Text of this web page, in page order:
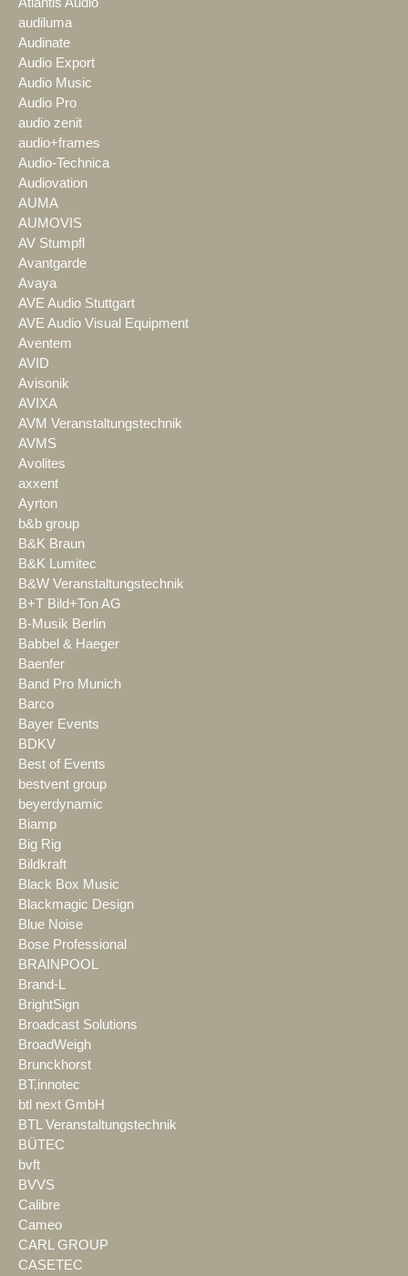
audiluma
Audinate
Audio Export
Audio Music
Audio Pro
audio zenit
audio+frames
Audio-Technica
Audiovation
AUMA
AUMOVIS
AV Stumpfl
Avantgarde
Avaya
AVE Audio Stuttgart
AVE Audio Visual Equipment
Aventem
AVID
Avisonik
AVIXA
AVM Veranstaltungstechnik
AVMS
Avolites
axxent
Ayrton
b&b group
B&K Braun
B&K Lumitec
B&W Veranstaltungstechnik
B+T Bild+Ton AG
B-Musik Berlin
Babbel & Haeger
Baenfer
Band Pro Munich
Barco
Bayer Events
BDKV
Best of Events
bestvent group
beyerdynamic
Biamp
Big Rig
Bildkraft
Black Box Music
Blackmagic Design
Blue Noise
Bose Professional
BRAINPOOL
Brand-L
BrightSign
Broadcast Solutions
BroadWeigh
Brunckhorst
BT.innotec
btl next GmbH
BTL Veranstaltungstechnik
BÜTEC
bvft
BVVS
Calibre
Cameo
CARL GROUP
CASETEC